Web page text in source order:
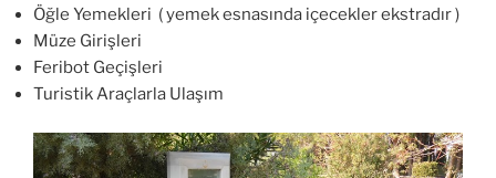
Öğle Yemekleri ( yemek esnasında içecekler ekstradır )
Müze Girişleri
Feribot Geçişleri
Turistik Araçlarla Ulaşım